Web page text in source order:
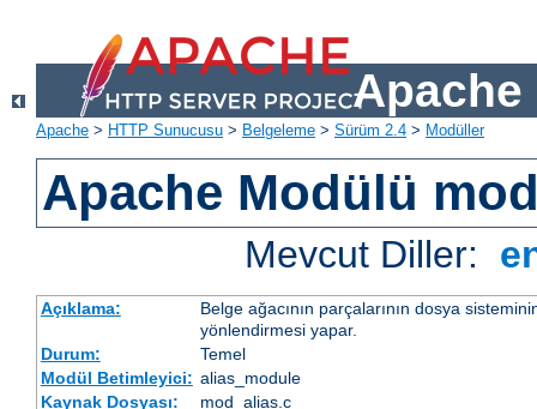
Apache
Apache > HTTP Sunucusu > Belgeleme > Sürüm 2.4 > Modüller
Apache Modülü
Mevcut Diller:
Açıklama:
Belge ağacının parçalarının dosya
yönlendirmesi yapar.
Durum:
Temel
Modül Betimleyici: alias_module
Kaynak Dosyası:
mod_alias.c